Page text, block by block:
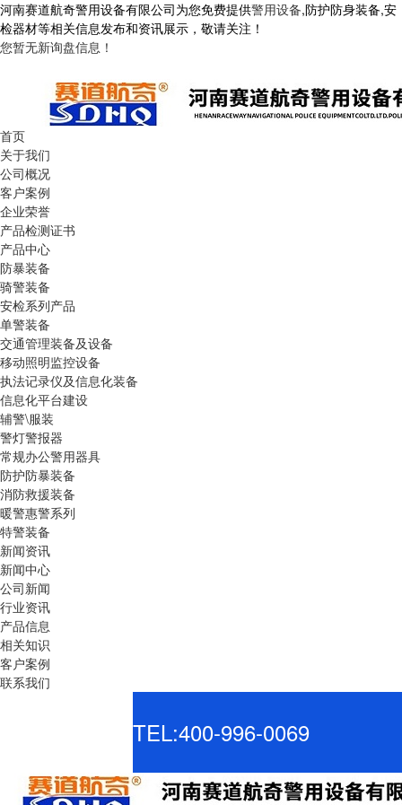
河南赛道航奇警用设备有限公司为您免费提供警用设备,防护防身装备,安
检器材等相关信息发布和资讯展示，敬请关注！
您暂无新询盘信息！
首页
关于我们
公司概况
客户案例
企业荣誉
产品检测证书
产品中心
防暴装备
骑警装备
安检系列产品
单警装备
交通管理装备及设备
移动照明监控设备
执法记录仪及信息化装备
信息化平台建设
辅警\服装
警灯警报器
常规办公警用器具
防护防暴装备
消防救援装备
暖警惠警系列
特警装备
新闻资讯
新闻中心
公司新闻
行业资讯
产品信息
相关知识
客户案例
联系我们
TEL:400-996-0069